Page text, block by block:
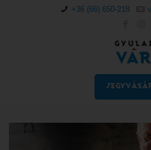
+36 (66) 650-218